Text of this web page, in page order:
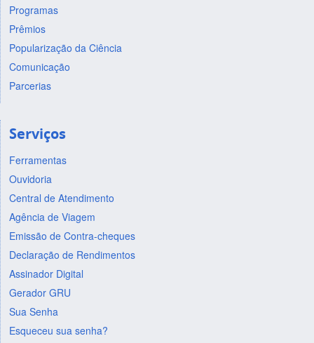
Programas
Prêmios
Popularização da Ciência
Comunicação
Parcerias
Serviços
Ferramentas
Ouvidoria
Central de Atendimento
Agência de Viagem
Emissão de Contra-cheques
Declaração de Rendimentos
Assinador Digital
Gerador GRU
Sua Senha
Esqueceu sua senha?